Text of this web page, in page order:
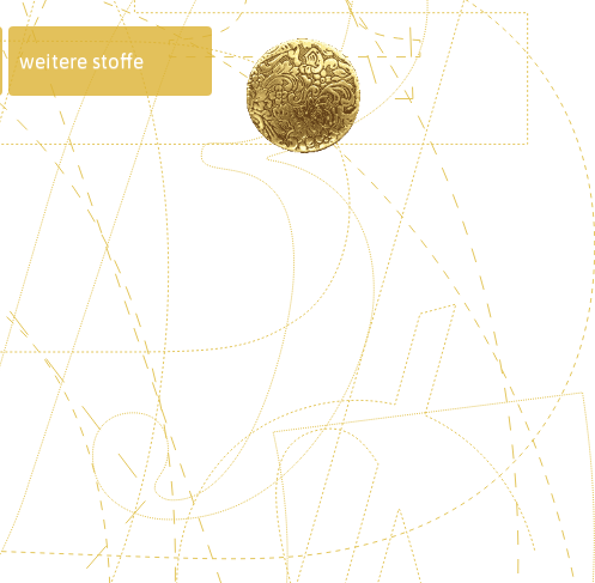
weitere stoffe